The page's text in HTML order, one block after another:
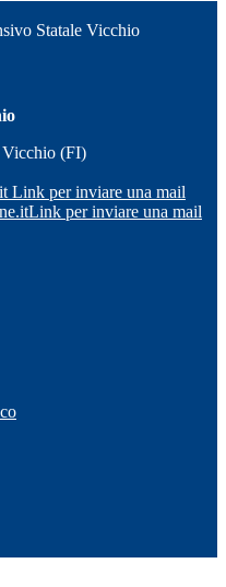
Statale Vicchio
(FI)
Link per inviare una mail
Link per inviare una mail